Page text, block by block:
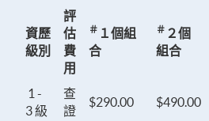
資歷
級別
評
估
費
用
＃ １個組
合
＃ ２個
組合
1 -
3 級
查
證
$290.00 $490.00